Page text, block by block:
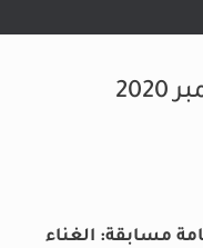
مسابقة: الغناء